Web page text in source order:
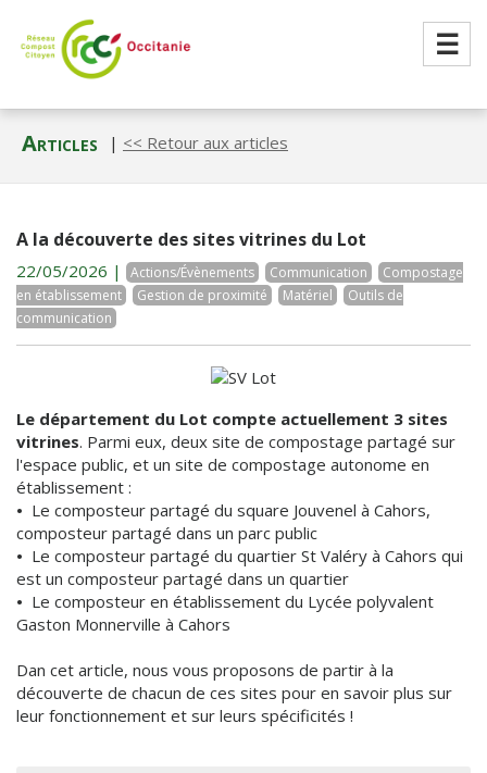
☰
Articles | << Retour aux articles
A la découverte des sites vitrines du Lot
22/05/2026 | Actions/Évènements Communication
Compostage
en établissement
Gestion de proximité Matériel
Outils de
communication
Le département du Lot compte actuellement 3 sites
vitrines. Parmi eux, deux site de compostage partagé sur
l'espace public, et un site de compostage autonome en
établissement :
• Le composteur partagé du square Jouvenel à Cahors,
composteur partagé dans un parc public
• Le composteur partagé du quartier St Valéry à Cahors qui
est un composteur partagé dans un quartier
• Le composteur en établissement du Lycée polyvalent
Gaston Monnerville à Cahors
Dan cet article, nous vous proposons de partir à la
découverte de chacun de ces sites pour en savoir plus sur
leur fonctionnement et sur leurs spécificités !